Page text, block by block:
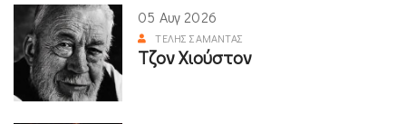
05 Αυγ 2026
ΤΈΛΗΣ ΣΑΜΑΝΤΆΣ
Τζον Χιούστον